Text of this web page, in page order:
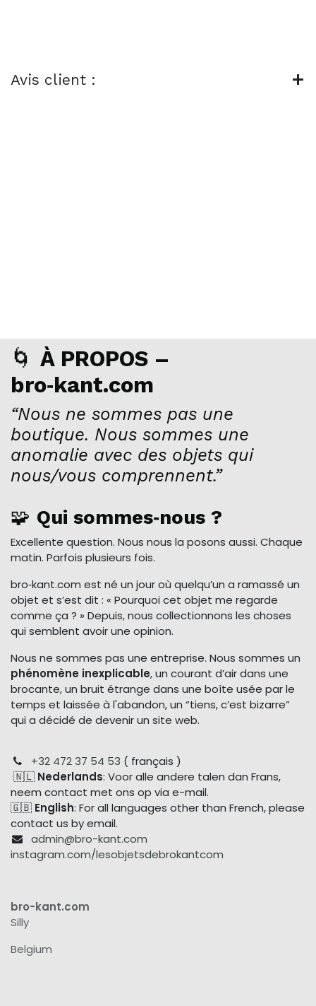
Avis client :
🌀 À PROPOS –
bro‑kant.com
“Nous ne sommes pas une
boutique. Nous sommes une
anomalie avec des objets qui
nous/vous comprennent.”
🧩 Qui sommes‑nous ?
Excellente question. Nous nous la posons aussi. Chaque
matin. Parfois plusieurs fois.
bro‑kant.com est né un jour où quelqu’un a ramassé un
objet et s’est dit : « Pourquoi cet objet me regarde
comme ça ? » Depuis, nous collectionnons les choses
qui semblent avoir une opinion.
Nous ne sommes pas une entreprise. Nous sommes un
phénomène inexplicable, un courant d’air dans une
brocante, un bruit étrange dans une boîte usée par le
temps et laissée à l'abandon, un “tiens, c’est bizarre”
qui a décidé de devenir un site web.
+32 472 37 54 53 ( français )
🇳🇱 Nederlands: Voor alle andere talen dan Frans,
neem contact met ons op via e-mail.
🇬🇧 English: For all languages other than French, please
contact us by email.
admin@bro-kant.com
instagram.com/lesobjetsdebrokantcom
bro-kant.com
Silly
Belgium